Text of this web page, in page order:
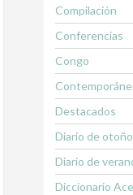
Compilación
Conferencias
Congo
Destacados
Diario de
Diario de
Diccionario